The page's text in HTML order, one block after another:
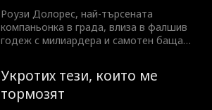
започват мистериозно да изчезват, и
сега тя трябва да се изправи пред
зловещите тайни на Райън и да се
Роузи Долорес, най-търсената
компаньонка в града, влиза в фалшив
годеж с милиардера и самотен баща
знае, чаровната дъщеря на Тад, Лили,
е именно детето, което тя търси.
Укротих тези, които ме
тормозят